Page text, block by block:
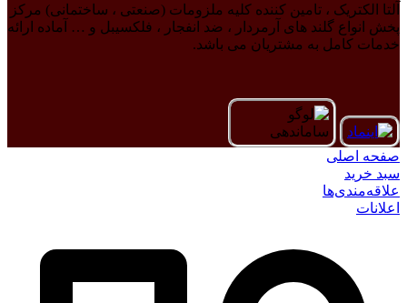
آلتا الکتریک ، تامین کننده کلیه ملزومات (صنعتی ، ساختمانی) مرکز
پخش انواع گلند های آرمردار ، ضد انفجار ، فلکسیبل و … آماده ارائه
خدمات کامل به مشتریان می باشد.
صفحه اصلی
سبد خرید
علاقه‌مندی‌ها
اعلانات